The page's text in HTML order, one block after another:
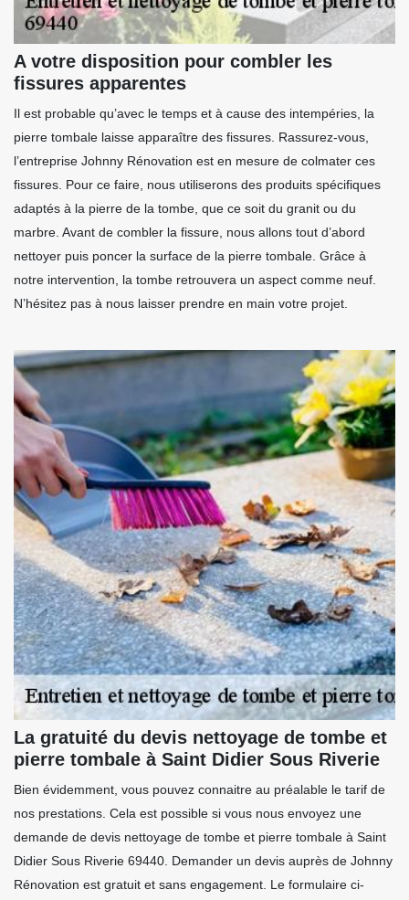
A votre disposition pour combler les
fissures apparentes
Il est probable qu’avec le temps et à cause des intempéries, la
pierre tombale laisse apparaître des fissures. Rassurez-vous,
l’entreprise Johnny Rénovation est en mesure de colmater ces
fissures. Pour ce faire, nous utiliserons des produits spécifiques
adaptés à la pierre de la tombe, que ce soit du granit ou du
marbre. Avant de combler la fissure, nous allons tout d’abord
nettoyer puis poncer la surface de la pierre tombale. Grâce à
notre intervention, la tombe retrouvera un aspect comme neuf.
N’hésitez pas à nous laisser prendre en main votre projet.
La gratuité du devis nettoyage de tombe et
pierre tombale à Saint Didier Sous Riverie
Bien évidemment, vous pouvez connaitre au préalable le tarif de
nos prestations. Cela est possible si vous nous envoyez une
demande de devis nettoyage de tombe et pierre tombale à Saint
Didier Sous Riverie 69440. Demander un devis auprès de Johnny
Rénovation est gratuit et sans engagement. Le formulaire ci-